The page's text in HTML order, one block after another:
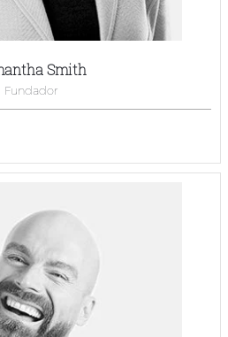
Smith
Fundador